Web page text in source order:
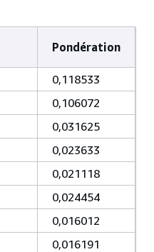
Pondération
0,118533
0,106072
0,031625
0,023633
0,021118
0,024454
0,016012
0,016191